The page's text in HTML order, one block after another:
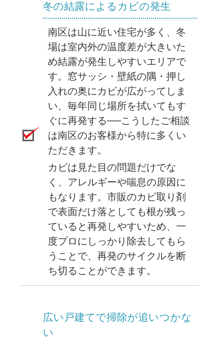
冬の結露によるカビの発生
南区は山に近い住宅が多く、冬
場は室内外の温度差が大きいた
め結露が発生しやすいエリアで
す。窓サッシ・壁紙の隅・押し
入れの奥にカビが広がってしま
い、毎年同じ場所を拭いてもす
ぐに再発する──こうしたご相談
は南区のお客様から特に多くい
ただきます。
カビは見た目の問題だけでな
く、アレルギーや喘息の原因に
もなります。市販のカビ取り剤
で表面だけ落としても根が残っ
ていると再発しやすいため、一
度プロにしっかり除去してもら
うことで、再発のサイクルを断
ち切ることができます。
広い戸建てで掃除が追いつかな
い